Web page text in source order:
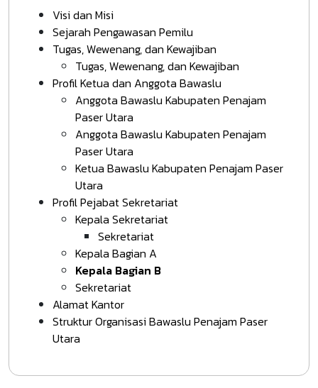
Visi dan Misi
Sejarah Pengawasan Pemilu
Tugas, Wewenang, dan Kewajiban
Tugas, Wewenang, dan Kewajiban
Profil Ketua dan Anggota Bawaslu
Anggota Bawaslu Kabupaten Penajam
Paser Utara
Anggota Bawaslu Kabupaten Penajam
Paser Utara
Ketua Bawaslu Kabupaten Penajam Paser
Utara
Profil Pejabat Sekretariat
Kepala Sekretariat
Sekretariat
Kepala Bagian A
Kepala Bagian B
Sekretariat
Alamat Kantor
Struktur Organisasi Bawaslu Penajam Paser
Utara